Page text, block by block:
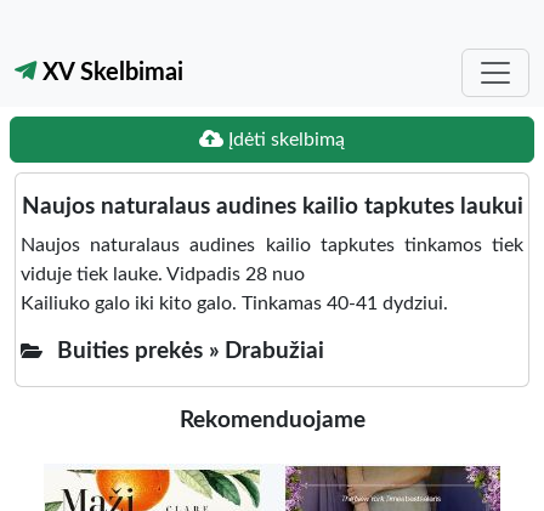
XV Skelbimai
Įdėti skelbimą
Naujos naturalaus audines kailio tapkutes laukui
Naujos naturalaus audines kailio tapkutes tinkamos tiek
viduje tiek lauke. Vidpadis 28 nuo
Kailiuko galo iki kito galo. Tinkamas 40-41 dydziui.
Buities prekės » Drabužiai
Rekomenduojame